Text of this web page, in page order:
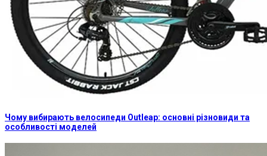
Чому вибирають велосипеди Outleap: основні різновиди та
особливості моделей